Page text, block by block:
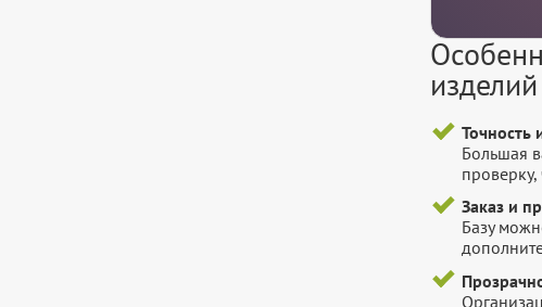
Точность
Большая
Заказ и
Базу